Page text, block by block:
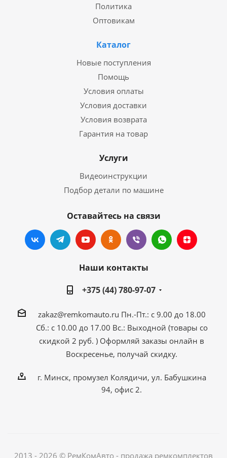
Политика
Оптовикам
Каталог
Новые поступления
Помощь
Условия оплаты
Условия доставки
Условия возврата
Гарантия на товар
Услуги
Видеоинструкции
Подбор детали по машине
Оставайтесь на связи
Наши контакты
+375 (44) 780-97-07
zakaz@remkomauto.ru Пн.-Пт.: с 9.00 до 18.00
Сб.: с 10.00 до 17.00 Вс.: Выходной (товары со
скидкой 2 руб. ) Оформляй заказы онлайн в
Воскресенье, получай скидку.
г. Минск, промузел Колядичи, ул. Бабушкина
94, офис 2.
2013 - 2026 © РемКомАвто - продажа ремкомплектов